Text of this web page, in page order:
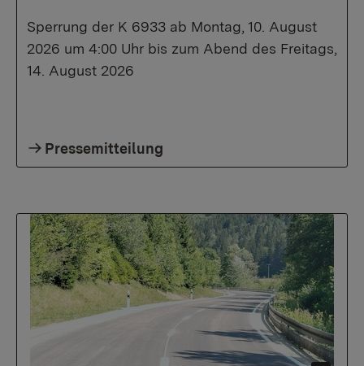
Sperrung der K 6933 ab Montag, 10. August
2026 um 4:00 Uhr bis zum Abend des Freitags,
14. August 2026
Pressemitteilung